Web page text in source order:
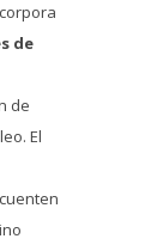
de
de
El